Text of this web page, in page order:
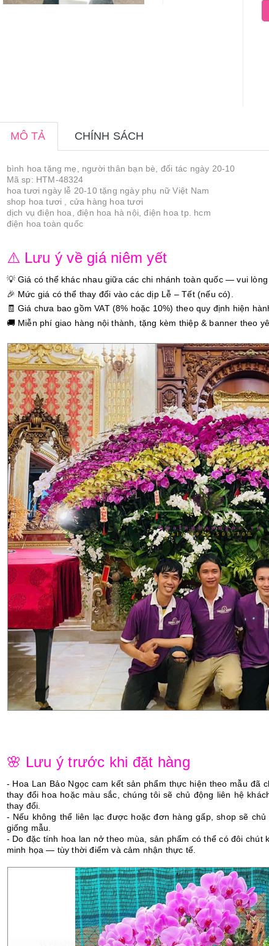
MÔ TẢ CHÍNH SÁCH
bình hoa tặng mẹ, người thân bạn bè, đối tác ngày 20-10
Mã sp: HTM-48324
hoa tươi ngày lễ 20-10 tặng ngày phụ nữ Việt Nam
shop hoa tươi , cửa hàng hoa tươi
dịch vụ điện hoa, điện hoa hà nội, điện hoa tp. hcm
điện hoa toàn quốc
⚠️ Lưu ý về giá niêm yết
💡 Giá có thể khác nhau giữa các chi nhánh toàn quốc — vui
🎉 Mức giá có thể thay đổi vào các dịp Lễ – Tết (nếu có).
🧾 Giá chưa bao gồm VAT (8% hoặc 10%) theo quy định hiện
🚚 Miễn phí giao hàng nội thành, tặng kèm thiệp & banner theo
🌸 Lưu ý trước khi đặt hàng
- Hoa Lan Bảo Ngọc cam kết sản phẩm thực hiện theo mẫu đã
thay đổi hoa hoặc màu sắc, chúng tôi sẽ chủ động liên hệ
thay đổi.
- Nếu không thể liên lạc được hoặc đơn hàng gấp, shop sẽ
giống mẫu.
- Do đặc tính hoa lan nở theo mùa, sản phẩm có thể có đôi
minh họa — tùy thời điểm và cảm nhận thực tế.